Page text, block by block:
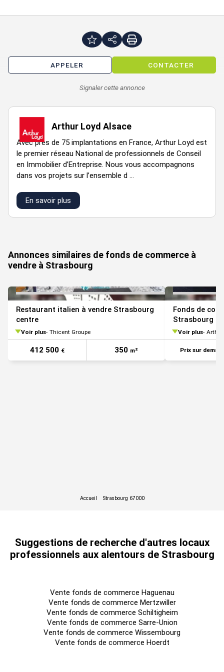
Disponibilité : Immédiate
Loyer annuel : 7200 € HTHC
Honoraires à la charge de l'acquéreur : 10 % HT
APPELER CONTACTER
Signaler cette annonce
Arthur Loyd Alsace
Avec près de 75 implantations en France, Arthur Loyd est
le premier réseau National de professionnels de Conseil
en Immobilier d’Entreprise. Nous vous accompagnons
dans vos projets sur l’ensemble d ...
En savoir plus
Annonces similaires de fonds de commerce à
vendre à Strasbourg
Restaurant italien à vendre Strasbourg
centre
Voir plus Thicent Groupe
412 500 € 350 m²
Fonds de
Strasbourg
Voir plus
Prix sur
Suggestions de recherche d'autres locaux
professionnels aux alentours de Strasbourg
Vente fonds de commerce Haguenau
Vente fonds de commerce Mertzwiller
Vente fonds de commerce Schiltigheim
Vente fonds de commerce Sarre-Union
Vente fonds de commerce Wissembourg
Vente fonds de commerce Hoerdt